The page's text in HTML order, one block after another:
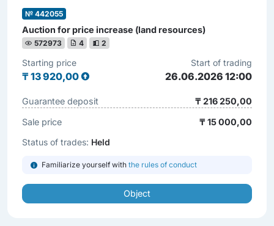
№ 442055
Auction for price increase (land resources)
572973 4 2
Starting price
₸ 13 920,00
Start of trading
26.06.2026 12:00
Guarantee deposit
₸ 216 250,00
Sale price
₸ 15 000,00
Status of trades: Held
Familiarize yourself with the rules of conduct
Object